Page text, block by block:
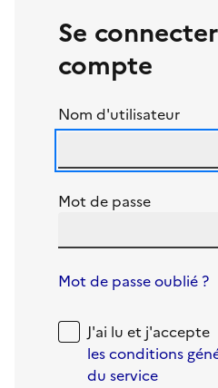
Se
compte
Nom d'utilisateur
Mot de passe
Mot de passe oublié ?
J'ai lu et j'accepte
les conditions
du service